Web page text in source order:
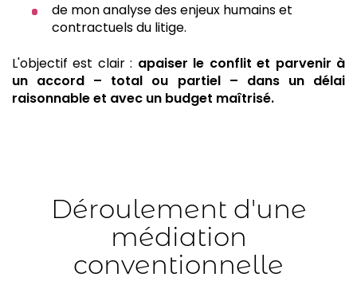
de mon analyse des enjeux humains et
contractuels du litige.
L'objectif est clair : apaiser le conflit et parvenir à
un accord – total ou partiel – dans un délai
raisonnable et avec un budget maîtrisé.
Déroulement d'une
médiation
conventionnelle